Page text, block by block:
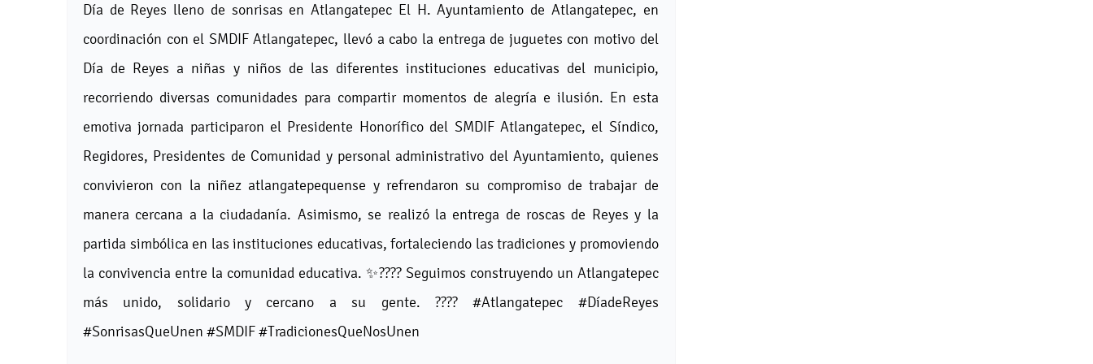
Día de Reyes lleno de sonrisas en Atlangatepec El H. Ayuntamiento de Atlangatepec, en
coordinación con el SMDIF Atlangatepec, llevó a cabo la entrega de juguetes con motivo del
Día de Reyes a niñas y niños de las diferentes instituciones educativas del municipio,
recorriendo diversas comunidades para compartir momentos de alegría e ilusión. En esta
emotiva jornada participaron el Presidente Honorífico del SMDIF Atlangatepec, el Síndico,
Regidores, Presidentes de Comunidad y personal administrativo del Ayuntamiento, quienes
convivieron con la niñez atlangatepequense y refrendaron su compromiso de trabajar de
manera cercana a la ciudadanía. Asimismo, se realizó la entrega de roscas de Reyes y la
partida simbólica en las instituciones educativas, fortaleciendo las tradiciones y promoviendo
la convivencia entre la comunidad educativa. ✨???? Seguimos construyendo un Atlangatepec
más unido, solidario y cercano a su gente. ???? #Atlangatepec #DíadeReyes
#SonrisasQueUnen #SMDIF #TradicionesQueNosUnen